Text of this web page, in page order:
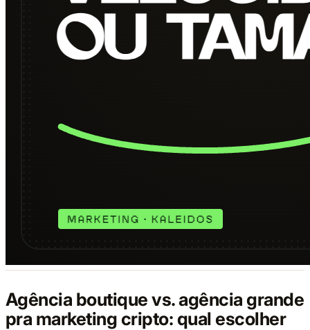
Agência boutique vs. agência grande
pra marketing cripto: qual escolher